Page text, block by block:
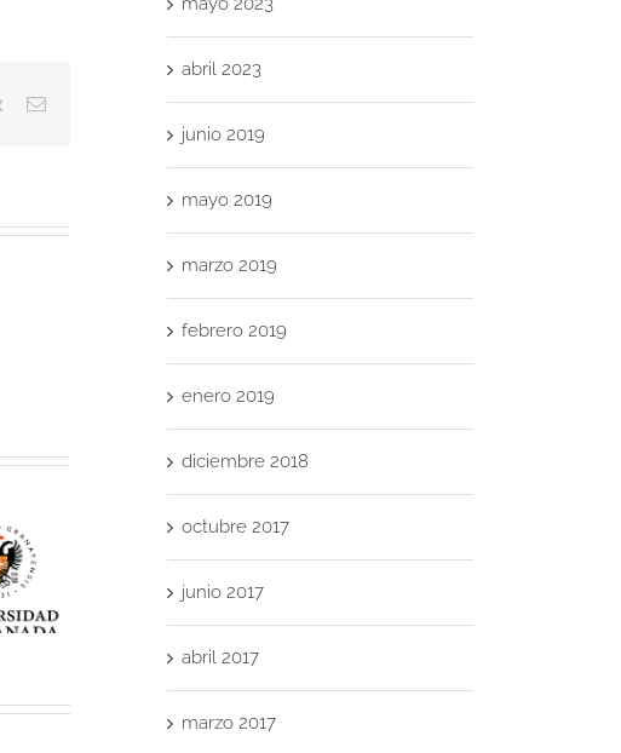
Vk
Correo
Observatorio
del
paciente
con
Endomadrid
«Aprendemos
de BBVA
abril 2023
junio 2019
mayo 2019
marzo 2019
febrero 2019
enero 2019
diciembre 2018
octubre 2017
junio 2017
abril 2017
marzo 2017